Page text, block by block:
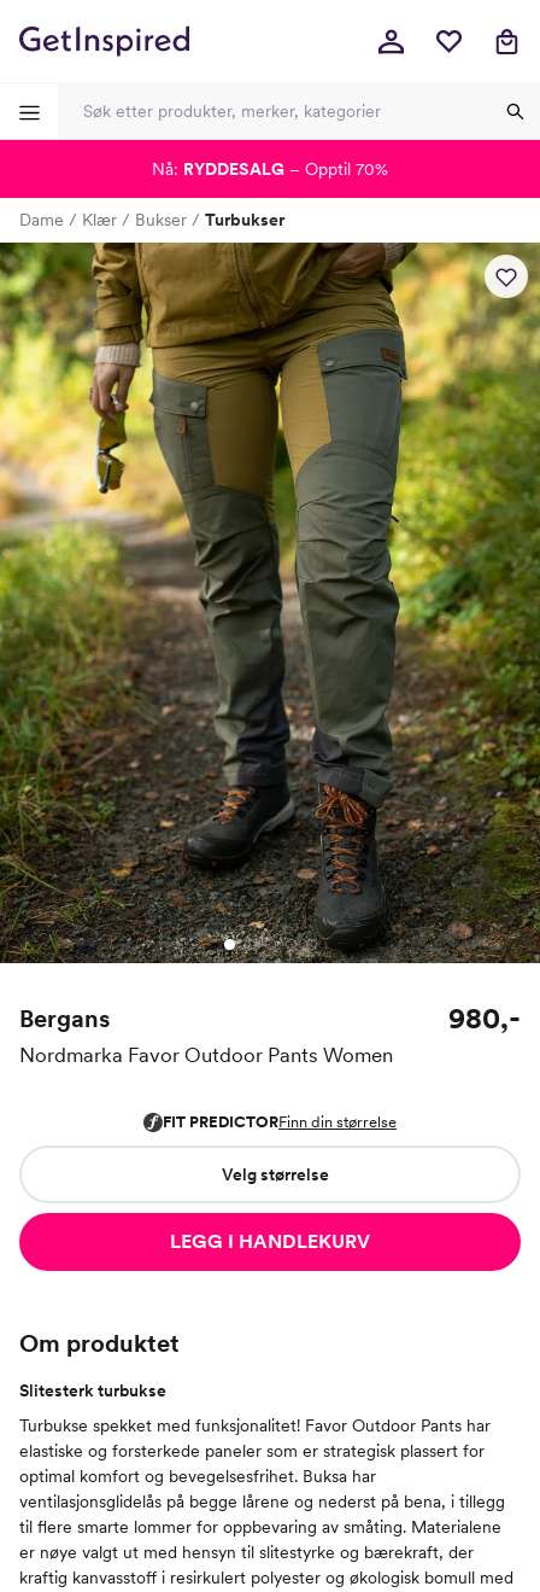
Lagt i kurven, utmerket valg! Til kassen
Dame Klær Bukser Turbukser
Bergans
Nordmarka Favor Outdoor Pants Women
980,-
Velg størrelse
LEGG I HANDLEKURV
Om produktet
Slitesterk turbukse
Turbukse spekket med funksjonalitet! Favor Outdoor Pants har
elastiske og forsterkede paneler som er strategisk plassert for
optimal komfort og bevegelsesfrihet. Buksa har
ventilasjonsglidelås på begge lårene og nederst på bena, i tillegg
til flere smarte lommer for oppbevaring av småting. Materialene
er nøye valgt ut med hensyn til slitestyrke og bærekraft, der
kraftig kanvasstoff i resirkulert polyester og økologisk bomull med
Nå: RYDDESALG – Opptil 70%
-
-
-
-